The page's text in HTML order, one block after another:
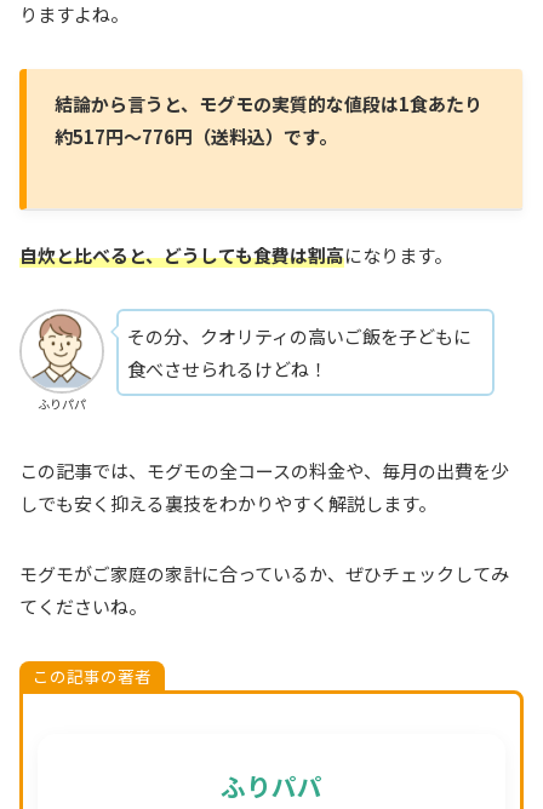
りますよね。
結論から言うと、モグモの実質的な値段は1食あたり
約517円〜776円（送料込）です。
自炊と比べると、どうしても食費は割高になります。
ふりパパ
その分、クオリティの高いご飯を子どもに
食べさせられるけどね！
この記事では、モグモの全コースの料金や、毎月の出費を少
しでも安く抑える裏技をわかりやすく解説します。
モグモがご家庭の家計に合っているか、ぜひチェックしてみ
てくださいね。
この記事の著者
ふりパパ